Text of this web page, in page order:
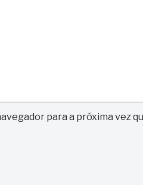
para a próxima vez